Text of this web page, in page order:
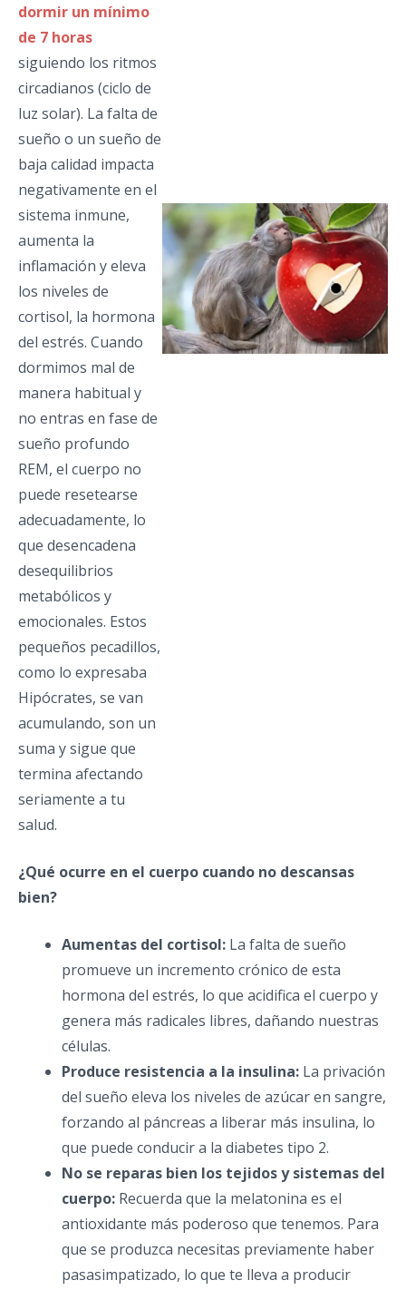
dormir un mínimo
de 7 horas
siguiendo los ritmos
circadianos (ciclo de
luz solar). La falta de
sueño o un sueño de
baja calidad impacta
negativamente en el
sistema inmune,
aumenta la
inflamación y eleva
los niveles de
cortisol, la hormona
del estrés. Cuando
dormimos mal de
manera habitual y
no entras en fase de
sueño profundo
REM, el cuerpo no
puede resetearse
adecuadamente, lo
que desencadena
desequilibrios
metabólicos y
emocionales. Estos
pequeños pecadillos,
como lo expresaba
Hipócrates, se van
acumulando, son un
suma y sigue que
termina afectando
seriamente a tu
salud.
¿Qué ocurre en el cuerpo cuando no descansas
bien?
Aumentas del cortisol: La falta de sueño
promueve un incremento crónico de esta
hormona del estrés, lo que acidifica el cuerpo y
genera más radicales libres, dañando nuestras
células.
Produce resistencia a la insulina: La privación
del sueño eleva los niveles de azúcar en sangre,
forzando al páncreas a liberar más insulina, lo
que puede conducir a la diabetes tipo 2.
No se reparas bien los tejidos y sistemas del
cuerpo: Recuerda que la melatonina es el
antioxidante más poderoso que tenemos. Para
que se produzca necesitas previamente haber
pasasimpatizado, lo que te lleva a producir